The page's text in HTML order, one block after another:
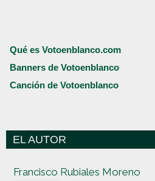
Qué es Votoenblanco.com
Banners de Votoenblanco
Canción de Votoenblanco
EL AUTOR
Francisco Rubiales Moreno